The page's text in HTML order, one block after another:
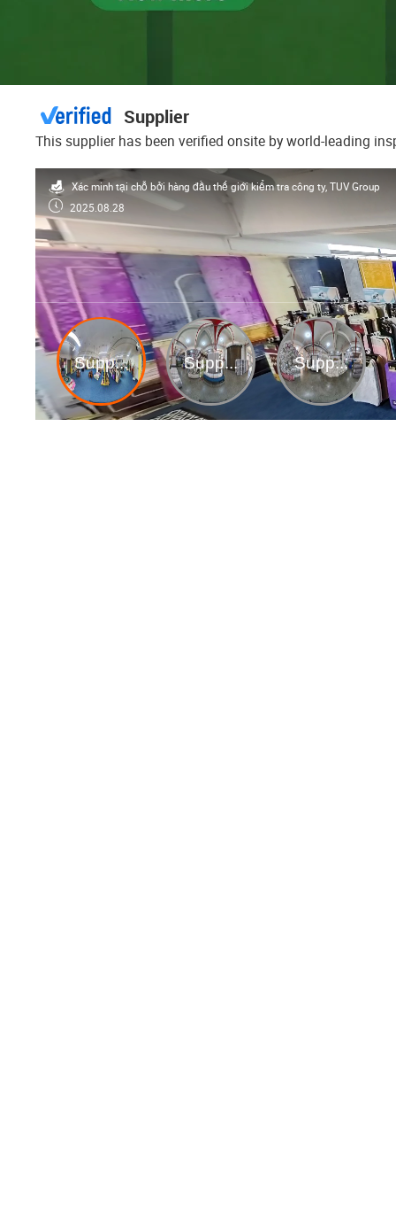
Supplier
This supplier has been verified onsite by world-leading
Xác minh tại chỗ bởi hàng đầu thế giới kiểm tra công ty, TUV Group
2025.08.28